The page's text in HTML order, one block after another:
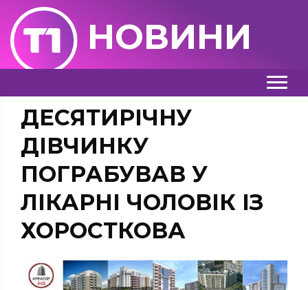
НОВИНИ
ДЕСЯТИРІЧНУ
ДІВЧИНКУ
ПОГРАБУВАВ У
ЛІКАРНІ ЧОЛОВІК ІЗ
ХОРОСТКОВА